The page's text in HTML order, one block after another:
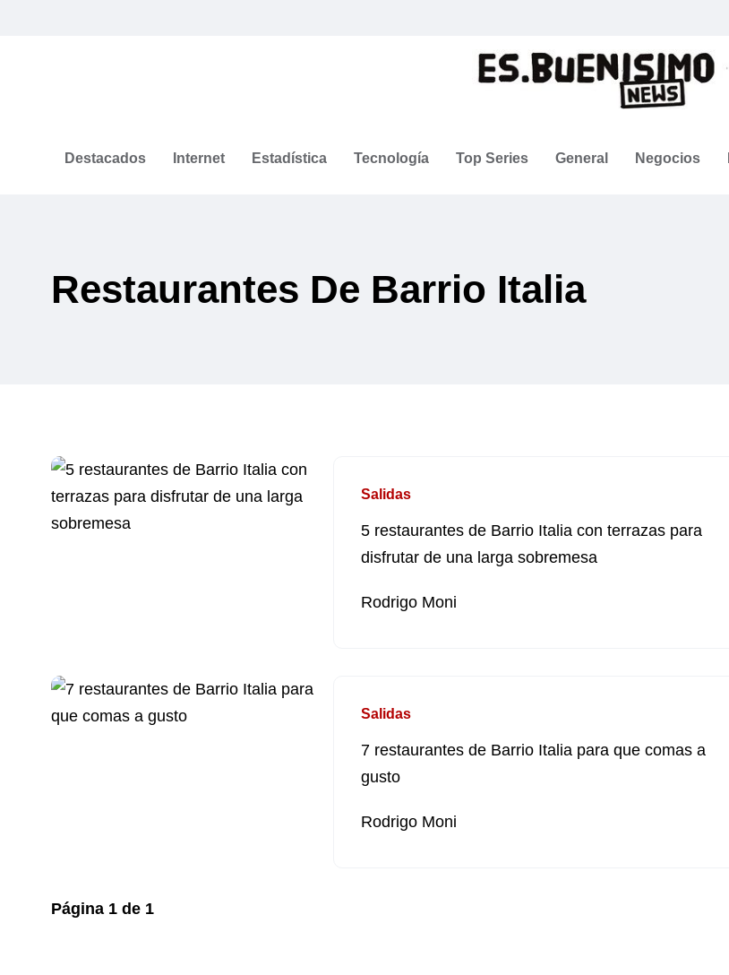
Destacados Internet Estadística Tecnología Top Series General Negocios
Restaurantes De Barrio Italia
Salidas
5 restaurantes de Barrio Italia con terrazas para
disfrutar de una larga sobremesa
Rodrigo Moni
Salidas
7 restaurantes de Barrio Italia para que comas a
gusto
Rodrigo Moni
Página 1 de 1